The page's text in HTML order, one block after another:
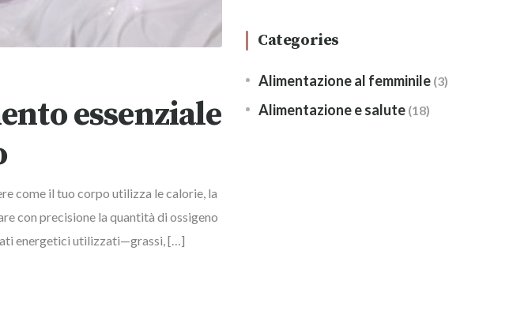
essenziale
come il tuo corpo utilizza le calorie, la
con precisione la quantità di ossigeno
energetici utilizzati—grassi, […]
Categories
Alimentazione al femminile (3)
Alimentazione e salute (18)